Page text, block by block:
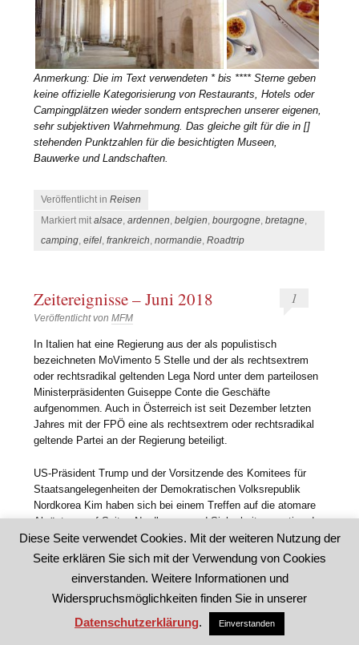
Anmerkung: Die im Text verwendeten * bis **** Sterne geben
keine offizielle Kategorisierung von Restaurants, Hotels oder
Campingplätzen wieder sondern entsprechen unserer eigenen,
sehr subjektiven Wahrnehmung. Das gleiche gilt für die in []
stehenden Punktzahlen für die besichtigten Museen,
Bauwerke und Landschaften.
Veröffentlicht inReisen
Markiert mitalsace ,ardennen ,belgien ,bourgogne ,bretagne
camping ,eifel ,frankreich ,normandie ,Roadtrip
Zeitereignisse – Juni 2018
Veröffentlicht vonMFM
1
In Italien hat eine Regierung aus der als populistisch
bezeichneten MoVimento 5 Stelle und der als rechtsextrem
oder rechtsradikal geltenden Lega Nord unter dem parteilosen
Ministerpräsidenten Guiseppe Conte die Geschäfte
aufgenommen. Auch in Österreich ist seit Dezember letzten
Jahres mit der FPÖ eine als rechtsextrem oder rechtsradikal
geltende Partei an der Regierung beteiligt.
US-Präsident Trump und der Vorsitzende des Komitees für
Staatsangelegenheiten der Demokratischen Volksrepublik
Nordkorea Kim haben sich bei einem Treffen auf die atomare
Abrüstung auf Seiten Nordkoreas und Sicherheitsgarantien der
USA im Gegenzug geeinigt.
zurück, dass Eltern von ihren Kindern getrennt werden im
Falle eines illegalen Grenzübertritts zwischen Mexiko und den
Diese Seite verwendet Cookies. Mit der weiteren Nutzung der
Seite erklären Sie sich mit der Verwendung von Cookies
einverstanden. Weitere Informationen und
Widerspruchsmöglichkeiten finden Sie in unserer
Datenschutzerklärung. Einverstanden